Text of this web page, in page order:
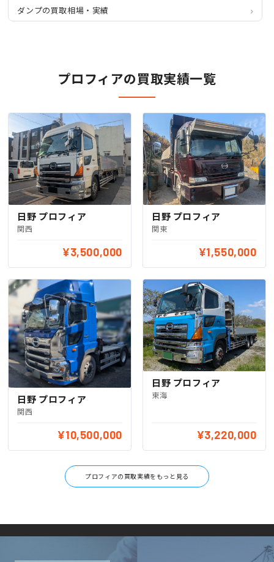
ダンプの買取相場・実績
プロフィアの買取実績一覧
日野 プロフィア
関西
¥3,500,000
日野 プロフィア
関東
¥1,550,000
日野 プロフィア
関西
¥10,500,000
日野 プロフィア
東海
¥3,220,000
プロフィアの買取実績をもっと見る